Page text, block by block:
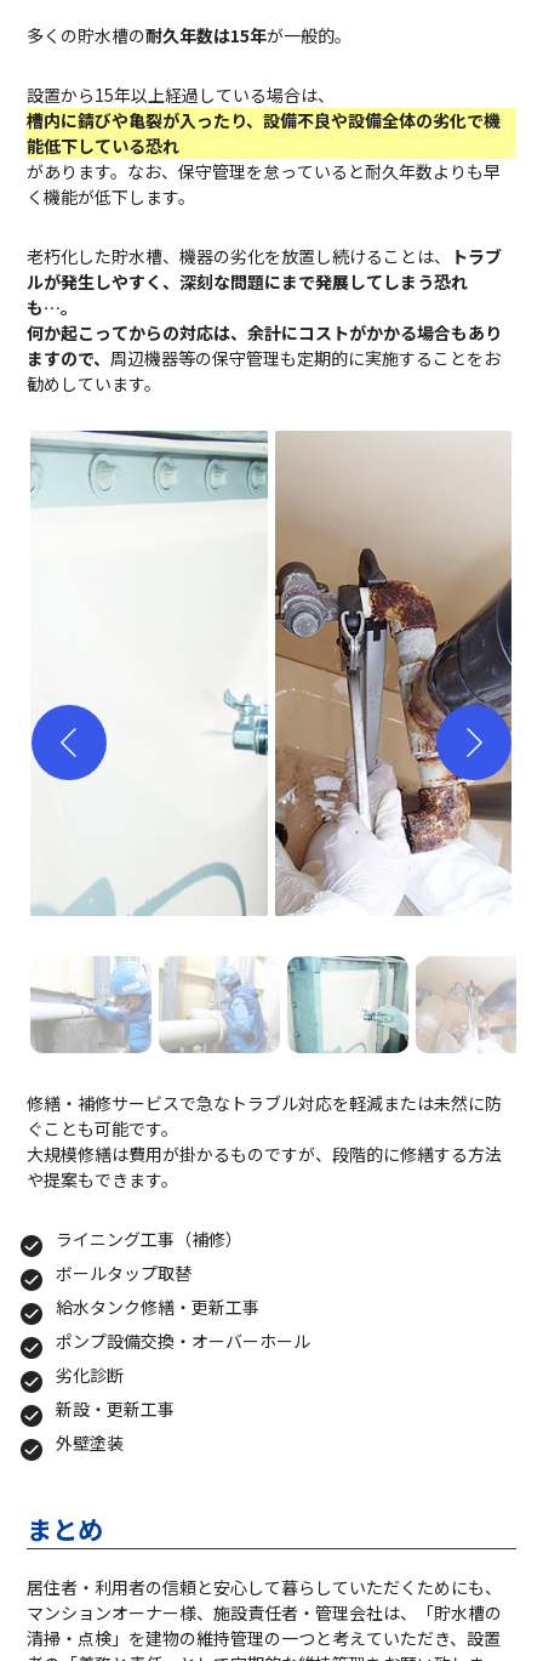
多くの貯水槽の耐久年数は15年が一般的。
設置から15年以上経過している場合は、
槽内に錆びや亀裂が入ったり、設備不良や設備全体の劣化で機
能低下している恐れ
があります。なお、保守管理を怠っていると耐久年数よりも早
く機能が低下します。
老朽化した貯水槽、機器の劣化を放置し続けることは、
トラブ
ルが発生しやすく、深刻な問題にまで発展してしまう恐れ
も…。
何か起こってからの対応は、余計にコストがかかる場合もあり
ますので、周辺機器等の保守管理も定期的に実施することをお
勧めしています。
修繕・補修サービスで急なトラブル対応を軽減または未然に防
ぐことも可能です。
大規模修繕は費用が掛かるものですが、段階的に修繕する方法
や提案もできます。
ライニング工事（補修）
ボールタップ取替
給水タンク修繕・更新工事
ポンプ設備交換・オーバーホール
劣化診断
新設・更新工事
外壁塗装
まとめ
居住者・利用者の信頼と安心して暮らしていただくためにも、
マンションオーナー様、施設責任者・管理会社は、「貯水槽の
清掃・点検」を建物の維持管理の一つと考えていただき、設置